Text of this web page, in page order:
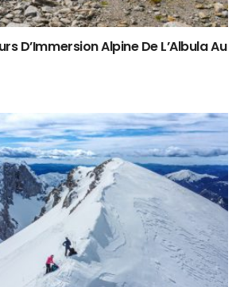
D’Immersion Alpine De L’Albula Au